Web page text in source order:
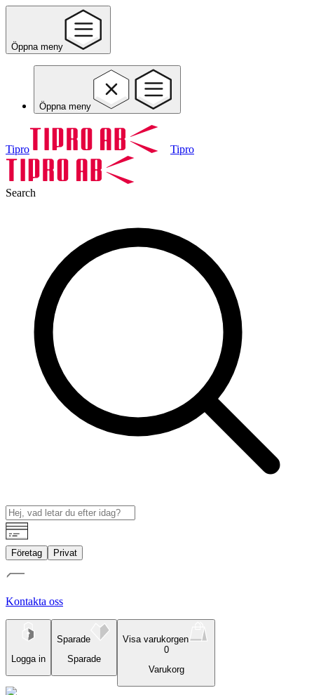
Öppna meny
Öppna meny
Tipro Tipro
Search
Företag Privat
Kontakta oss
Logga in
Sparade
Sparade
Visa varukorgen
0
Varukorg